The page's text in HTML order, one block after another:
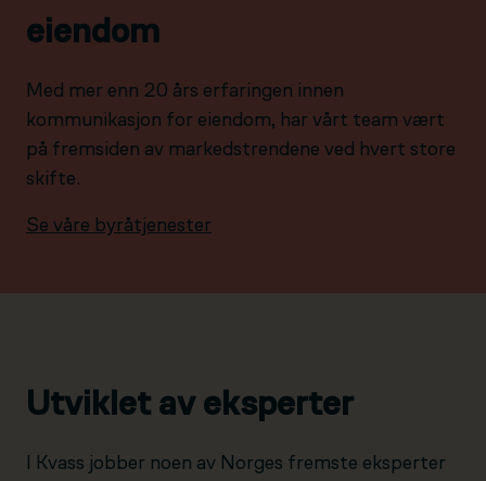
eiendom
Med mer enn 20 års erfaringen innen
kommunikasjon for eiendom, har vårt team vært
på fremsiden av markedstrendene ved hvert store
skifte.
Se våre byråtjenester
Utviklet av eksperter
I Kvass jobber noen av Norges fremste eksperter